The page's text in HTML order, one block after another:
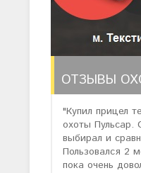
ОТЗЫВЫ
"Купил прицел
охоты Пульсар.
выбирал и
Пользовался 2
пока очень